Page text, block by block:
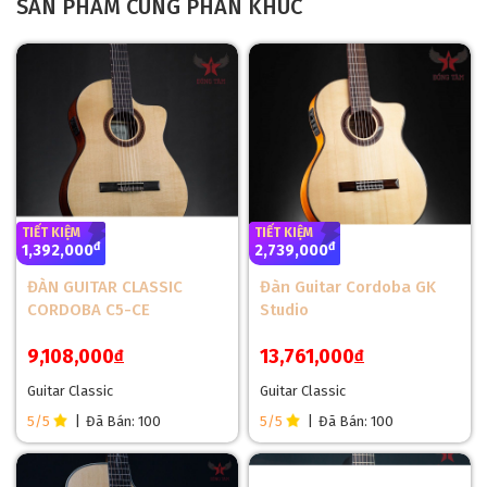
SẢN PHẨM CÙNG PHÂN KHÚC
TIẾT KIỆM
1,392,000đ
ĐÀN GUITAR CLASSIC
CORDOBA C5-CE
9,108,000đ
Guitar Classic
5/5
Đã Bán: 100
TIẾT KIỆM
2,739,000đ
Đàn Guitar Cordoba GK
Studio
13,761,000đ
Guitar Classic
5/5
Đã Bán: 100